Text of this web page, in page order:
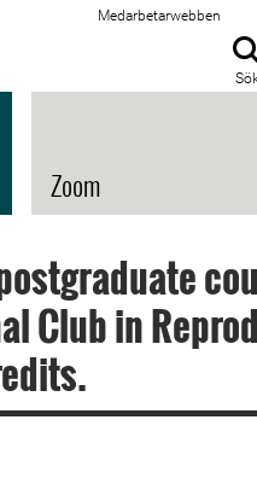
Medarbetarwebben
Zoom
Club in